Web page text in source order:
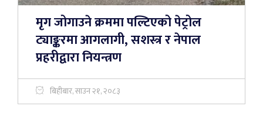
मृग जोगाउने क्रममा पल्टिएको पेट्रोल
ट्याङ्करमा आगलागी, सशस्त्र र नेपाल
प्रहरीद्वारा नियन्त्रण
बिहीबार, साउन २१, २०८३